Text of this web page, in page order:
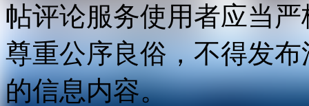
帖评论服务使用者应当
尊重公序良俗，不得发
的信息内容。